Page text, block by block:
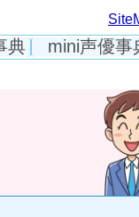
典 mini声優事